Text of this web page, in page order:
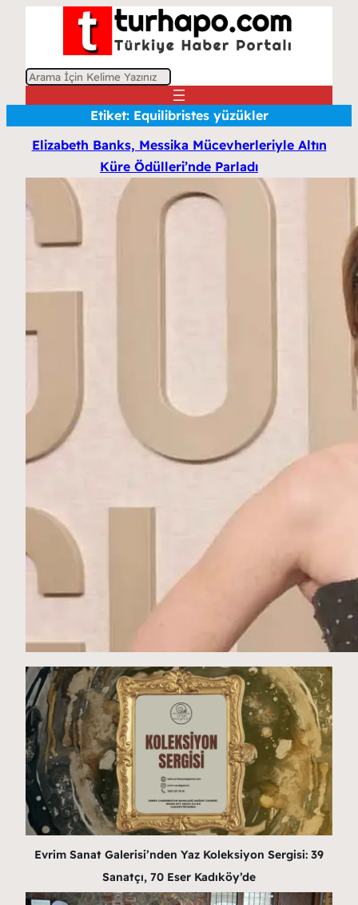
A
Etiket: Equilibristes yüzükler
Elizabeth Banks, Messika Mücevherleriyle Altın
Küre Ödülleri’nde Parladı
Evrim Sanat Galerisi’nden Yaz Koleksiyon Sergisi: 39
Sanatçı, 70 Eser Kadıköy’de